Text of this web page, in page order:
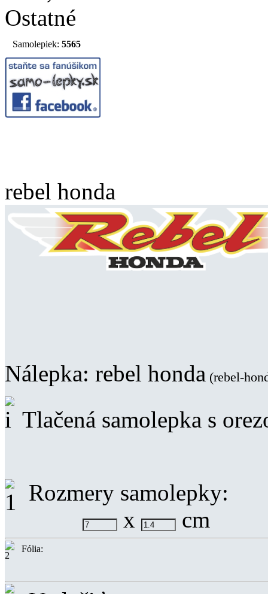
Ostatné
Samolepiek: 5565
rebel honda
Nálepka: rebel honda (rebel-
Tlačená samolepka s
Rozmery samolepky:
x
cm
Fólia: